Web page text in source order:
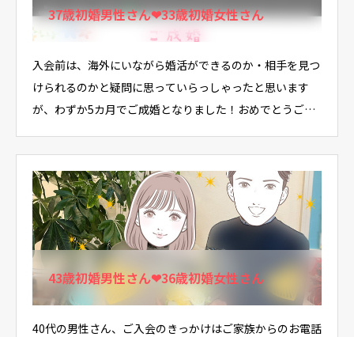
37歳初婚男性さん❤33歳初婚女性さん
入会前は、海外にいながら婚活ができるのか・相手を見つ
けられるのかと疑問に思っていらっしゃったと思います
が、わずか5カ月でご成婚となりました！おめでとうござ
43歳初婚男性さん❤36歳初婚女性さん
40代の男性さん、ご入会のきっかけはご家族からのお電話